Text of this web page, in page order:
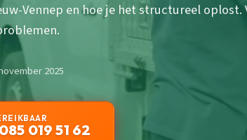
Vennep en hoe je het structureel
2025
019 51 62